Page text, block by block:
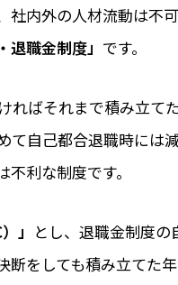
社内外の人材流動は不
退職金制度」 です。
ればそれまで積み立て
て自己都合退職時には
利な制度です。
」 とし、退職金制度
をしても積み立てた